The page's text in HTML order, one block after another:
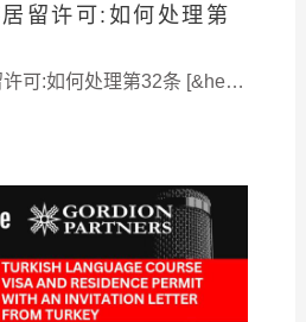
留许可:如何处理第
可:如何处理第32条 [&he…